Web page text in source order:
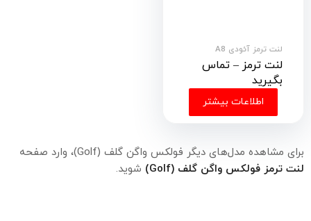
لنت ترمز آئودی A8
لنت ترمز – تماس
بگیرید
اطلاعات بیشتر
برای مشاهده مدل‌های دیگر فولکس واگن گلف (Golf)، وارد صفحه
لنت ترمز فولکس واگن گلف (Golf)
شوید.